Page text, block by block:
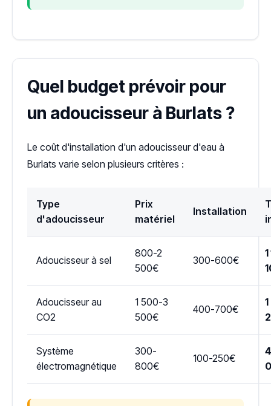
Quel budget prévoir pour
un adoucisseur à Burlats ?
Le coût d'installation d'un adoucisseur d'eau à
Burlats varie selon plusieurs critères :
Type
d'adoucisseur
Prix
matériel
Installation
Adoucisseur à sel
800-2
500€
300-600€
Adoucisseur au
CO2
1 500-3
500€
400-700€
Système
électromagnétique
300-
800€
100-250€